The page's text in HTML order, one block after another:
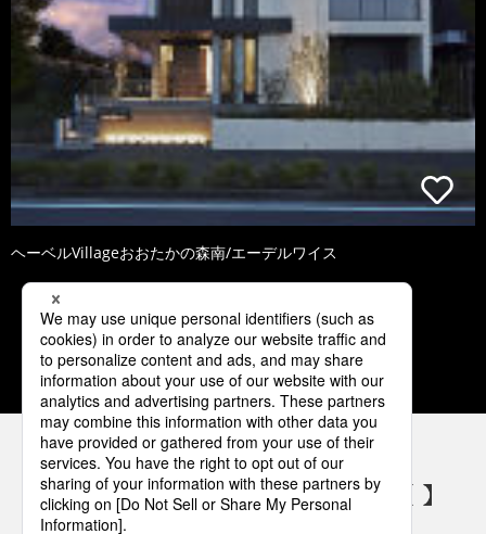
ヘーベルVillageおおたかの森南/エーデルワイス
1 2 3 4 5
パナソニックの電気設備 SNSアカウント